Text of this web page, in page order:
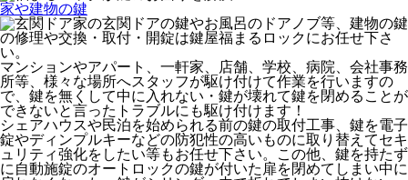
家や建物の鍵
家の玄関ドアの鍵やお風呂のドアノブ等、建物の鍵
の修理や交換・取付・開錠は鍵屋福まるロックにお任せ下さ
い。
マンションやアパート、一軒家、店舗、学校、病院、会社事務
所等、様々な場所へスタッフが駆け付けて作業を行いますの
で、鍵を無くして中に入れない・鍵が壊れて鍵を閉めることが
できないと言ったトラブルにも駆け付けます！
シェアハウスや民泊を始められる前の鍵の取付工事、鍵を電子
錠やディンプルキーなどの防犯性の高いものに取り替えてセキ
ュリティ強化をしたい等もお任せ下さい。この他、鍵を持たず
に自動施錠のオートロックの鍵が付いた扉を閉めてしまい中に